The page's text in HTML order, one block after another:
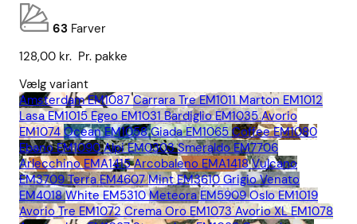
63 Farver
128,00 kr. Pr. pakke
Vælg variant
Amsterdam EM1087 Carrara Tre EM1011 Marton EM1012
Lasa EM1015 Egeo EM1031 Bardiglio EM1035 Avorio
EM1074 Ocean EM1058 Giada EM1065 Coffee EM1080
Ebano EM1090 Alpi EM0303 Smeraldo EM7706
Arlecchino EMA1415 Arcobaleno EMA1418 Vulcano
EM3709 Terra EM4607 Mint EM3610 Grigio Venato
EM4018 White EM5310 Meteora EM5909 Oslo EM1019
Avorio Tre EM1072 Crema Oro EM1073 Avorio XL EM1078